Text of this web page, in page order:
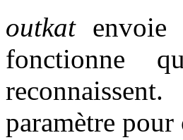
outkatenvoie
fonctionne
paramètre